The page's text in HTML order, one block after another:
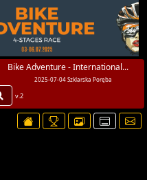
Bike Adventure - International...
2025-07-04 Szklarska Poręba
v.2